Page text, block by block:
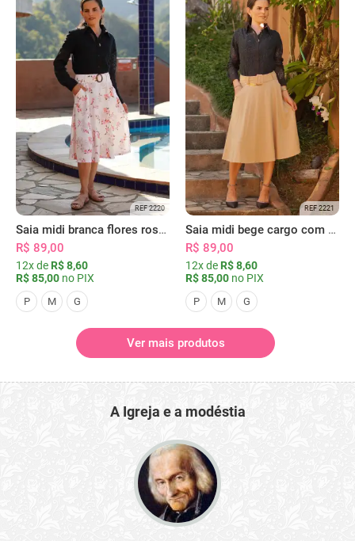
REF 2220
Saia midi branca flores rosas com bolsos
R$ 89,00
12x de R$ 8,60
R$ 85,00 no PIX
P M G
REF 2221
Saia midi bege cargo com bolsos
R$ 89,00
12x de R$ 8,60
R$ 85,00 no PIX
P M G
Ver mais produtos
A Igreja e a modéstia